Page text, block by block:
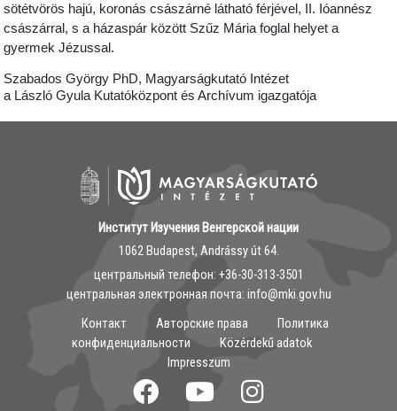
sötétvörös hajú, koronás császárné látható férjével, II. Ióannész
császárral, s a házaspár között Szűz Mária foglal helyet a
gyermek Jézussal.
Szabados György PhD, Magyarságkutató Intézet
a László Gyula Kutatóközpont és Archívum igazgatója
Институт Изучения Венгерской нации
1062 Budapest, Andrássy út 64.
центральный телефон: ‭+36-30-313-3501
центральная электронная почта: info@mki.gov.hu
Контакт
Авторские права
Политика
конфиденциальности
Közérdekű adatok
Impresszum